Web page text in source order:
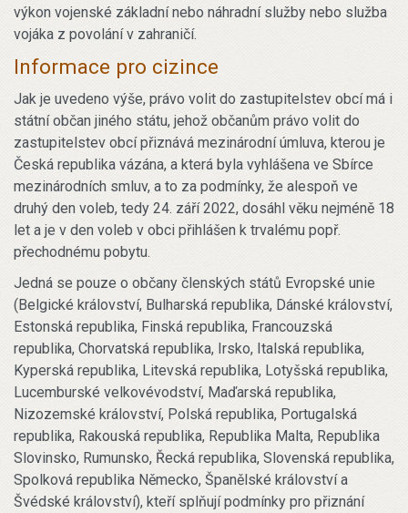
výkon vojenské základní nebo náhradní služby nebo služba
vojáka z povolání v zahraničí.
Informace pro cizince
Jak je uvedeno výše, právo volit do zastupitelstev obcí má i
státní občan jiného státu, jehož občanům právo volit do
zastupitelstev obcí přiznává mezinárodní úmluva, kterou je
Česká republika vázána, a která byla vyhlášena ve Sbírce
mezinárodních smluv, a to za podmínky, že alespoň ve
druhý den voleb, tedy 24. září 2022, dosáhl věku nejméně 18
let a je v den voleb v obci přihlášen k trvalému popř.
přechodnému pobytu.
Jedná se pouze o občany členských států Evropské unie
(Belgické království, Bulharská republika, Dánské království,
Estonská republika, Finská republika, Francouzská
republika, Chorvatská republika, Irsko, Italská republika,
Kyperská republika, Litevská republika, Lotyšská republika,
Lucemburské velkovévodství, Maďarská republika,
Nizozemské království, Polská republika, Portugalská
republika, Rakouská republika, Republika Malta, Republika
Slovinsko, Rumunsko, Řecká republika, Slovenská republika,
Spolková republika Německo, Španělské království a
Švédské království), kteří splňují podmínky pro přiznání